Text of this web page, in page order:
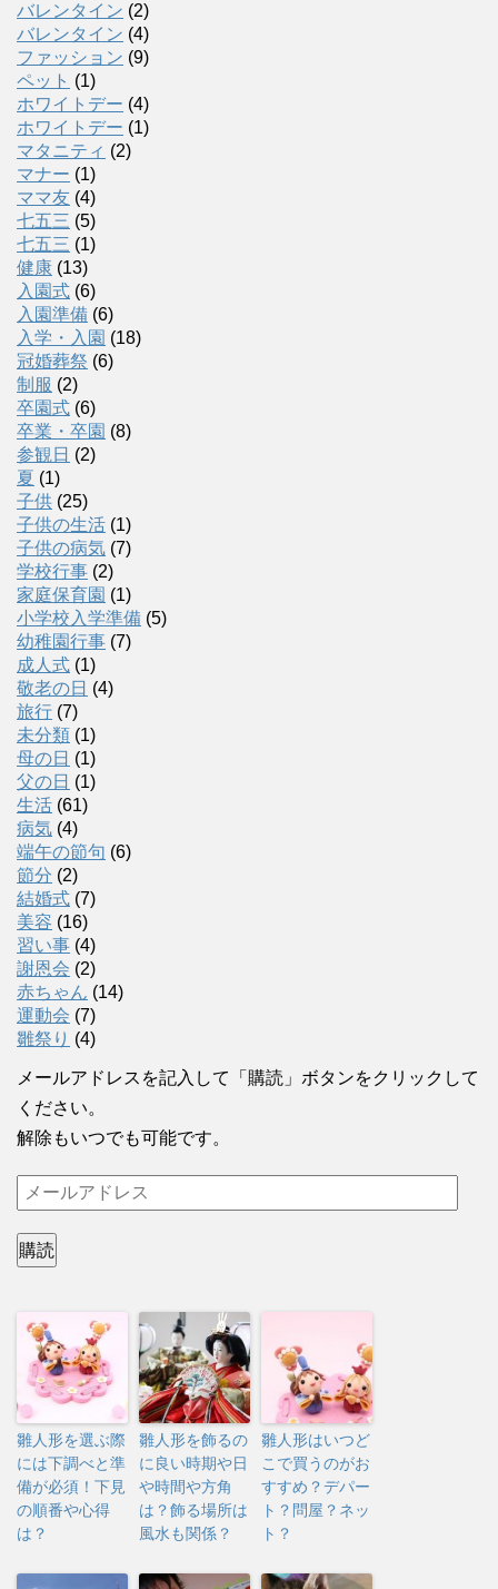
バレンタイン (2)
バレンタイン (4)
ファッション (9)
ペット (1)
ホワイトデー (4)
ホワイトデー (1)
マタニティ (2)
マナー (1)
ママ友 (4)
七五三 (5)
七五三 (1)
健康 (13)
入園式 (6)
入園準備 (6)
入学・入園 (18)
冠婚葬祭 (6)
制服 (2)
卒園式 (6)
卒業・卒園 (8)
参観日 (2)
夏 (1)
子供 (25)
子供の生活 (1)
子供の病気 (7)
学校行事 (2)
家庭保育園 (1)
小学校入学準備 (5)
幼稚園行事 (7)
成人式 (1)
敬老の日 (4)
旅行 (7)
未分類 (1)
母の日 (1)
父の日 (1)
生活 (61)
病気 (4)
端午の節句 (6)
節分 (2)
結婚式 (7)
美容 (16)
習い事 (4)
謝恩会 (2)
赤ちゃん (14)
運動会 (7)
雛祭り (4)
メールアドレスを記入して「購読」ボタンをクリックして
ください。
解除もいつでも可能です。
メ
ル
ド
レ
ス
購読
雛人形を選ぶ際
には下調べと準
備が必須！下見
の順番や心得
は？
雛人形を飾るの
に良い時期や日
や時間や方角
は？飾る場所は
風水も関係？
雛人形はいつど
こで買うのがお
すすめ？デパー
ト？問屋？ネッ
ト？